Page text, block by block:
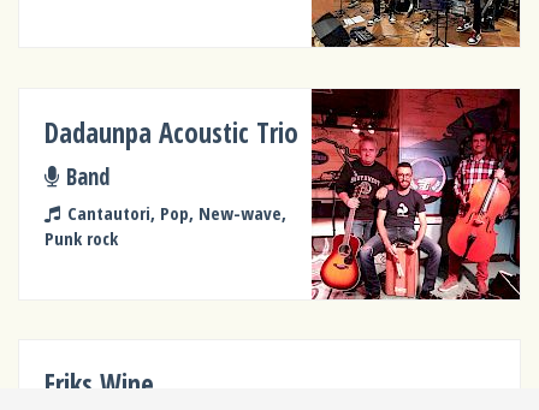
Dadaunpa Acoustic Trio
Band
Cantautori, Pop, New-wave,
Punk rock
Eriks Wine